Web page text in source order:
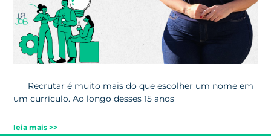
Recrutar é muito mais do que escolher um nome em
um currículo. Ao longo desses 15 anos
leia mais >>